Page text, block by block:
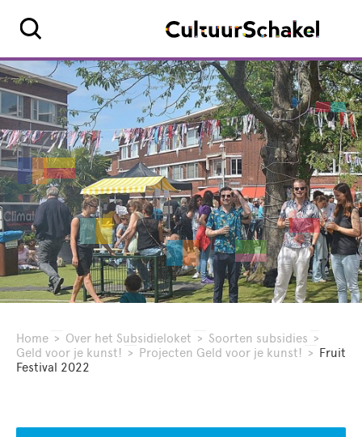
Home > Over het Subsidieloket > Soorten subsidies >
Geld voor je kunst! > Projecten Geld voor je kunst! > Fruit
Festival 2022